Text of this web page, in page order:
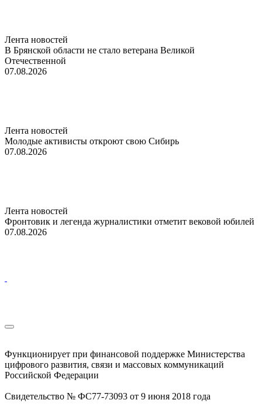
Лента новостей
В Брянской области не стало ветерана Великой
Отечественной
07.08.2026
Лента новостей
Молодые активисты откроют свою Сибирь
07.08.2026
Лента новостей
Фронтовик и легенда журналистики отметит вековой юбилей
07.08.2026
Функционирует при финансовой поддержке Министерства
цифрового развития, связи и массовых коммуникаций
Российской Федерации
Свидетельство № ФС77-73093 от 9 июня 2018 года